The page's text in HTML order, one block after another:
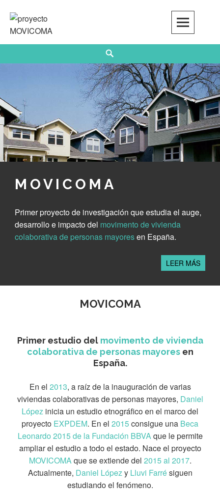
content
MOVICOMA
Primer proyecto de investigación que estudia el auge,
desarrollo e impacto del movimento de vivienda
colaborativa de personas mayoresen España.
LEER MÁS
MOVICOMA
Primer estudio del movimento de vivienda
colaborativa de personas mayoresen
España.
En el 2013, a raíz de la inauguración de varias
viviendas colaborativas de personas mayores, Daniel
López inicia un estudio etnográfico en el marco del
proyecto EXPDEM. En el 2015consigue una Beca
Leonardo 2015 de la Fundación BBVAque le permite
ampliar el estudio a todo el estado. Nace el proyecto
MOVICOMAque se extiende del 2015 al 2017.
Actualmente, Daniel Lópezy Lluvi Farrésiguen
estudiando el fenómeno.